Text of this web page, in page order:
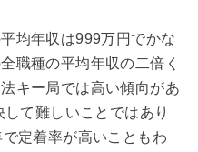
均年収は999万円でかな
職種の平均年収の二倍く
キー局では高い傾向があ
て難しいことではあり
定着率が高いこともわ